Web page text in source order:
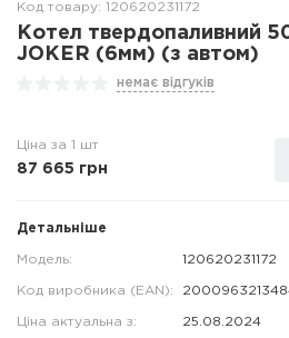
Код товару: 120620231172
Котел твердопаливний
JOKER (6мм) (з автом)
немає відгуків
Ціна за 1 шт
87 665 грн
Детальніше
Модель: 120620231172
Код виробника (EAN):
Ціна актуальна з: 25.08.2024